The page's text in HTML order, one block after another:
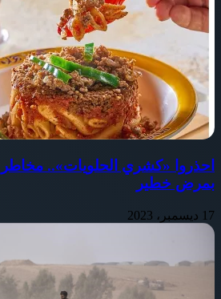
احذروا «كشري الحلويات»..
بمرض خطير
17 ديسمبر، 2023